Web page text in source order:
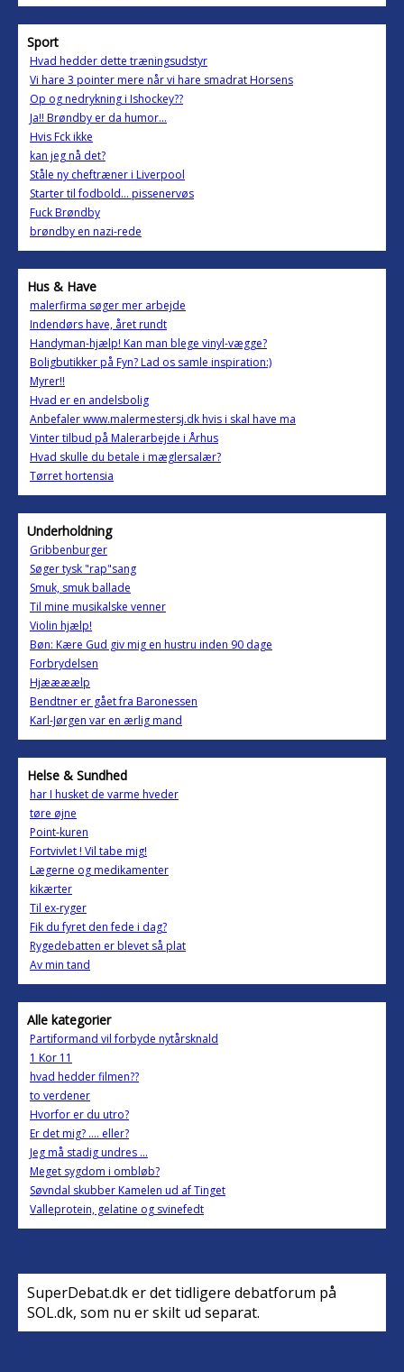
Sport
Hvad hedder dette træningsudstyr
Vi hare 3 pointer mere når vi hare smadrat Horsens
Op og nedrykning i Ishockey??
Ja!! Brøndby er da humor...
Hvis Fck ikke
kan jeg nå det?
Ståle ny cheftræner i Liverpool
Starter til fodbold... pissenervøs
Fuck Brøndby
brøndby en nazi-rede
Hus & Have
malerfirma søger mer arbejde
Indendørs have, året rundt
Handyman-hjælp! Kan man blege vinyl-vægge?
Boligbutikker på Fyn? Lad os samle inspiration:)
Myrer!!
Hvad er en andelsbolig
Anbefaler www.malermestersj.dk hvis i skal have ma
Vinter tilbud på Malerarbejde i Århus
Hvad skulle du betale i mæglersalær?
Tørret hortensia
Underholdning
Gribbenburger
Søger tysk "rap"sang
Smuk, smuk ballade
Til mine musikalske venner
Violin hjælp!
Bøn: Kære Gud giv mig en hustru inden 90 dage
Forbrydelsen
Hjæææælp
Bendtner er gået fra Baronessen
Karl-Jørgen var en ærlig mand
Helse & Sundhed
har I husket de varme hveder
tøre øjne
Point-kuren
Fortvivlet ! Vil tabe mig!
Lægerne og medikamenter
kikærter
Til ex-ryger
Fik du fyret den fede i dag?
Rygedebatten er blevet så plat
Av min tand
Alle kategorier
Partiformand vil forbyde nytårsknald
1 Kor 11
hvad hedder filmen??
to verdener
Hvorfor er du utro?
Er det mig? .... eller?
Jeg må stadig undres ...
Meget sygdom i ombløb?
Søvndal skubber Kamelen ud af Tinget
Valleprotein, gelatine og svinefedt
SuperDebat.dk er det tidligere debatforum på
SOL.dk, som nu er skilt ud separat.